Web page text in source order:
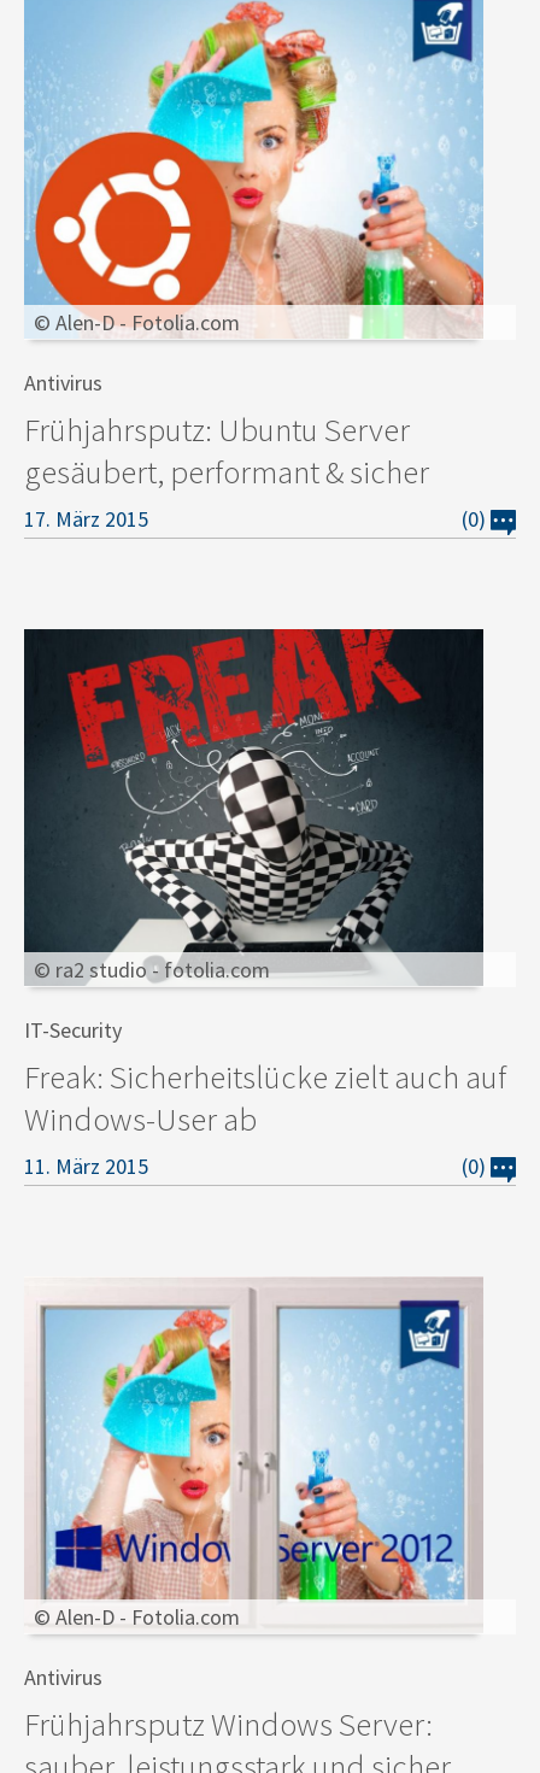
© Alen-D - Fotolia.com
Antivirus
Frühjahrsputz: Ubuntu Server
gesäubert, performant & sicher
17. März 2015 (0)
© ra2 studio - fotolia.com
IT-Security
Freak: Sicherheitslücke zielt auch auf
Windows-User ab
11. März 2015 (0)
© Alen-D - Fotolia.com
Antivirus
Frühjahrsputz Windows Server: